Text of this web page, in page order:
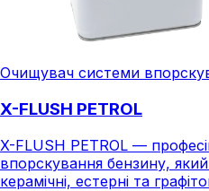
Очищувач системи
X-FLUSH PETROL
X-FLUSH PETROL —
впорскування бензину,
керамічні, естерні та